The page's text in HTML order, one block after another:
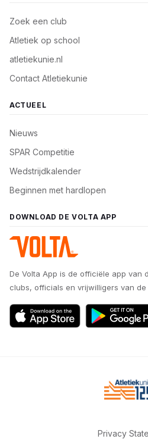
Zoek een club
Atletiek op school
atletiekunie.nl
Contact Atletiekunie
ACTUEEL
Nieuws
SPAR Competitie
Wedstrijdkalender
Beginnen met hardlopen
DOWNLOAD DE VOLTA APP
De Volta App is de officiële app van
clubs, officials en vrijwilligers van de
Privacy